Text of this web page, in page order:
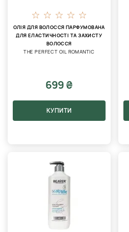
ОЛІЯ ДЛЯ ВОЛОССЯ ПАРФУМОВАНА
ДЛЯ ЕЛАСТИЧНОСТІ ТА ЗАХИСТУ
ВОЛОССЯ
THE PERFECT OIL ROMANTIC
699 ₴
КУПИТИ